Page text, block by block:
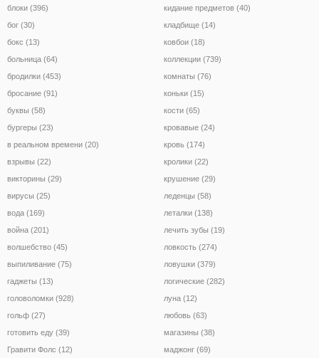
блоки (396)
бог (30)
бокс (13)
больница (64)
бродилки (453)
бросание (91)
буквы (58)
бургеры (23)
в реальном времени (20)
взрывы (22)
викторины (29)
вирусы (25)
вода (169)
война (201)
волшебство (45)
выпиливание (75)
гаджеты (13)
головоломки (928)
гольф (27)
готовить еду (39)
Гравити Фолс (12)
кидание предметов (40)
кладбище (14)
ковбои (18)
коллекции (739)
комнаты (76)
коньки (15)
кости (65)
кровавые (24)
кровь (174)
кролики (22)
крушение (29)
леденцы (58)
леталки (138)
лечить зубы (19)
ловкость (274)
ловушки (379)
логические (282)
луна (12)
любовь (63)
магазины (38)
маджонг (69)